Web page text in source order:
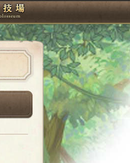
闘技場